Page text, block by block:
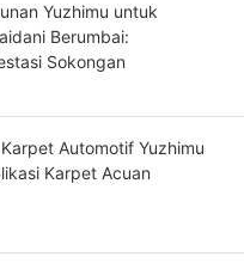
Yuzhimu untuk
Berumbai:
Sokongan
Automotif Yuzhimu
Karpet Acuan